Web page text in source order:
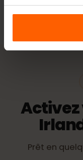
votre usage.
Activez
Prêt en